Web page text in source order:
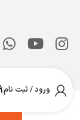
ورود / ثبت نام